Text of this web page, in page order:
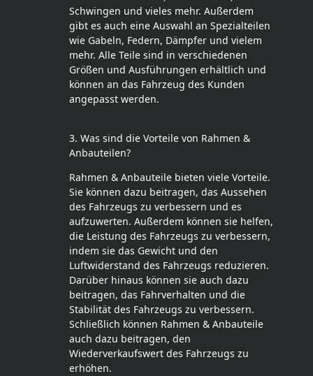
Schwingen und vieles mehr. Außerdem
gibt es auch eine Auswahl an Spezialteilen
wie Gabeln, Federn, Dämpfer und vielem
mehr. Alle Teile sind in verschiedenen
Größen und Ausführungen erhältlich und
können an das Fahrzeug des Kunden
angepasst werden.
3. Was sind die Vorteile von Rahmen &
Anbauteilen?
Rahmen & Anbauteile bieten viele Vorteile.
Sie können dazu beitragen, das Aussehen
des Fahrzeugs zu verbessern und es
aufzuwerten. Außerdem können sie helfen,
die Leistung des Fahrzeugs zu verbessern,
indem sie das Gewicht und den
Luftwiderstand des Fahrzeugs reduzieren.
Darüber hinaus können sie auch dazu
beitragen, das Fahrverhalten und die
Stabilität des Fahrzeugs zu verbessern.
Schließlich können Rahmen & Anbauteile
auch dazu beitragen, den
Wiederverkaufswert des Fahrzeugs zu
erhöhen.